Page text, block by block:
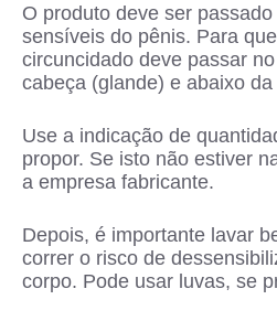
O produto deve ser
sensíveis do pênis. Para
circuncidado deve passar
cabeça (glande) e abaixo
Use a indicação de
propor. Se isto não estiver
a empresa fabricante.
Depois, é importante lavar
correr o risco de
corpo. Pode usar luvas, se